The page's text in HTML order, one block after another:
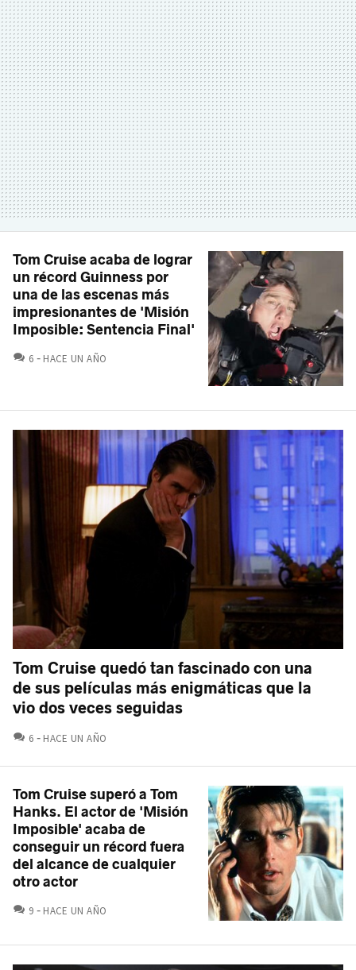
Tom Cruise acaba de lograr
un récord Guinness por
una de las escenas más
impresionantes de 'Misión
Imposible: Sentencia Final'
6 COMENTARIOS
HACE UN AÑO
Tom Cruise quedó tan fascinado con una
de sus películas más enigmáticas que la
vio dos veces seguidas
6 COMENTARIOS
HACE UN AÑO
Tom Cruise superó a Tom
Hanks. El actor de 'Misión
Imposible' acaba de
conseguir un récord fuera
del alcance de cualquier
otro actor
9 COMENTARIOS
HACE UN AÑO